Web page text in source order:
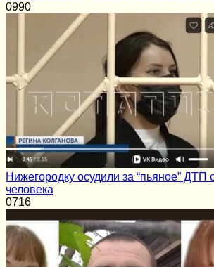
0990
Нижегородку осудили за “пьяное” ДТП
человека
0716